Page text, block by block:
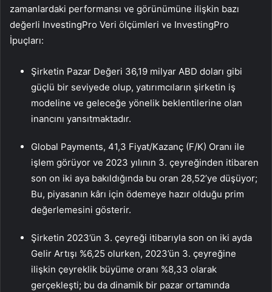
zamanlardaki performansı ve görünümüne ilişkin bazı
değerli InvestingPro Veri ölçümleri ve InvestingPro
İpuçları:
Şirketin Pazar Değeri 36,19 milyar ABD doları gibi
güçlü bir seviyede olup, yatırımcıların şirketin iş
modeline ve geleceğe yönelik beklentilerine olan
inancını yansıtmaktadır.
Global Payments, 41,3 Fiyat/Kazanç (F/K) Oranı ile
işlem görüyor ve 2023 yılının 3. çeyreğinden itibaren
son on iki aya bakıldığında bu oran 28,52’ye düşüyor;
Bu, piyasanın kârı için ödemeye hazır olduğu prim
değerlemesini gösterir.
Şirketin 2023’ün 3. çeyreği itibarıyla son on iki ayda
Gelir Artışı %6,25 olurken, 2023’ün 3. çeyreğine
ilişkin çeyreklik büyüme oranı %8,33 olarak
gerçekleşti; bu da dinamik bir pazar ortamında